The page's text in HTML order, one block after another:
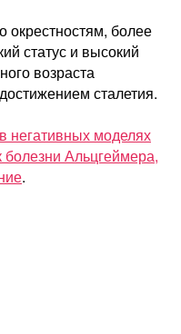
окрестностям, более
статус и высокий
возраста
сталетия.
негативных моделях
Альцгеймера,
.